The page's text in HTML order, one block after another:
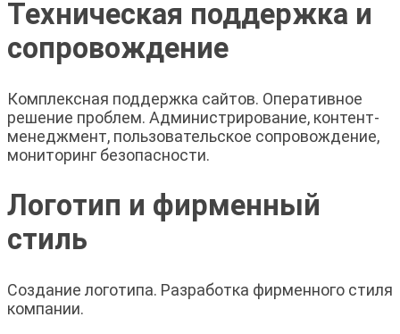
Техническая поддержка и
сопровождение
Комплексная поддержка сайтов. Оперативное
решение проблем. Администрирование, контент-
менеджмент, пользовательское сопровождение,
мониторинг безопасности.
Логотип и фирменный
стиль
Создание логотипа. Разработка фирменного стиля
компании.